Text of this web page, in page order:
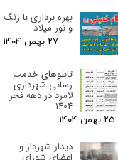
بهره برداری با رنگ
و نور میلاد
۲۷ بهمن ۰۴
تابلوهای خدمت
رسانی شهرداری
لامرد در دهه فجر
1404
۲۵ بهمن ۰۴
دیدار شهردار و